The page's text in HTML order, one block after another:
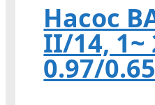
Насос
II/14, 1~
0.97/